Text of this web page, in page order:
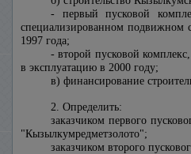
- первый пусковой
специализированном подвижном
1997 года;
- второй пусковой
в эксплуатацию в 2000 году;
в) финансирование
2. Определить:
заказчиком первого
"Кызылкумредметзолото";
заказчиком второго